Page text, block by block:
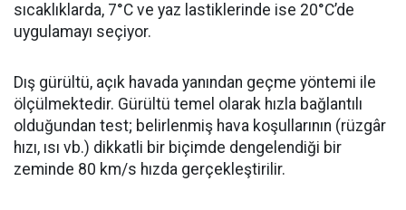
sıcaklıklarda, 7°C ve yaz lastiklerinde ise 20°C’de
uygulamayı seçiyor.
Dış gürültü, açık havada yanından geçme yöntemi ile
ölçülmektedir. Gürültü temel olarak hızla bağlantılı
olduğundan test; belirlenmiş hava koşullarının (rüzgâr
hızı, ısı vb.) dikkatli bir biçimde dengelendiği bir
zeminde 80 km/s hızda gerçekleştirilir.